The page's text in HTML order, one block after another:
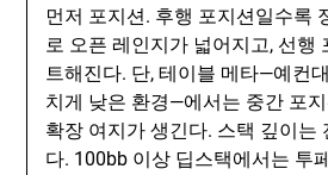
먼저 포지션. 후행 포지션일수록
로 오픈 레인지가 넓어지고, 선행
트해진다. 단, 테이블 메타—예컨
치게 낮은 환경—에서는 중간 포
확장 여지가 생긴다. 스택 깊이는
다. 100bb 이상 딥스택에서는 투